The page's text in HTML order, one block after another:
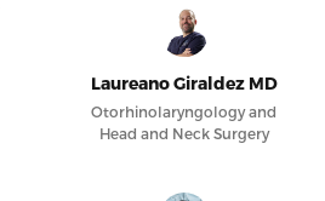
Laureano Giraldez MD
Otorhinolaryngology and
Head and Neck Surgery